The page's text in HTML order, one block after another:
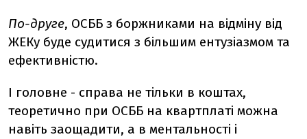
По-друге, ОСББ з боржниками на відміну від
ЖЕКу буде судитися з більшим ентузіазмом та
ефективністю.
І головне - справа не тільки в коштах,
теоретично при ОСББ на квартплаті можна
навіть заощадити, а в ментальності і